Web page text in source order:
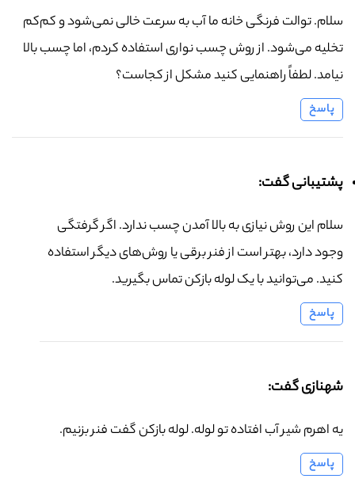
سلام. توالت فرنگی خانه ما آب به سرعت خالی نمی‌شود و کم‌کم
تخلیه می‌شود. از روش چسب نواری استفاده کردم، اما چسب بالا
نیامد. لطفاً راهنمایی کنید مشکل از کجاست؟
پاسخ
پشتیبانی گفت:
سلام این روش نیازی به بالا آمدن چسب ندارد. اگر گرفتگی
وجود دارد، بهتر است از فنر برقی یا روش‌های دیگر استفاده
کنید. می‌توانید با یک لوله بازکن تماس بگیرید.
پاسخ
شهنازی گفت:
یه اهرم شیر آب افتاده تو لوله. لوله بازکن گفت فنر بزنیم.
پاسخ